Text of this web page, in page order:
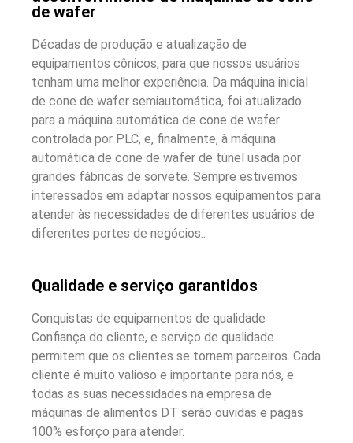
de wafer
Décadas de produção e atualização de
equipamentos cônicos, para que nossos usuários
tenham uma melhor experiência. Da máquina inicial
de cone de wafer semiautomática, foi atualizado
para a máquina automática de cone de wafer
controlada por PLC, e, finalmente, à máquina
automática de cone de wafer de túnel usada por
grandes fábricas de sorvete. Sempre estivemos
interessados ​​em adaptar nossos equipamentos para
atender às necessidades de diferentes usuários de
diferentes portes de negócios..
Qualidade e serviço garantidos
Conquistas de equipamentos de qualidade
Confiança do cliente, e serviço de qualidade
permitem que os clientes se tornem parceiros. Cada
cliente é muito valioso e importante para nós, e
todas as suas necessidades na empresa de
máquinas de alimentos DT serão ouvidas e pagas
100% esforço para atender.